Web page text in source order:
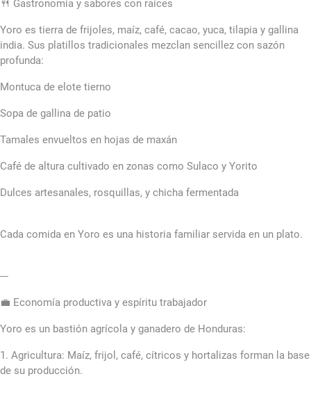
🍴 Gastronomía y sabores con raíces
Yoro es tierra de frijoles, maíz, café, cacao, yuca, tilapia y gallina
india. Sus platillos tradicionales mezclan sencillez con sazón
profunda:
Montuca de elote tierno
Sopa de gallina de patio
Tamales envueltos en hojas de maxán
Café de altura cultivado en zonas como Sulaco y Yorito
Dulces artesanales, rosquillas, y chicha fermentada
Cada comida en Yoro es una historia familiar servida en un plato.
---
💼 Economía productiva y espíritu trabajador
Yoro es un bastión agrícola y ganadero de Honduras:
1. Agricultura: Maíz, frijol, café, cítricos y hortalizas forman la base
de su producción.